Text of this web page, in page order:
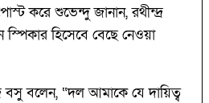
করে শুভেন্দু জানান, রথীন্দ্র
হিসেবে বেছে নেওয়া
বসু বলেন, “দল আমাকে যে দায়িত্ব